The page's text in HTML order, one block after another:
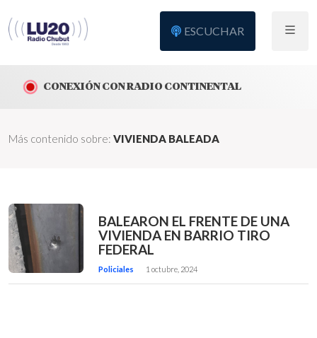
ESCUCHAR
CONEXIÓN CON RADIO CONTINENTAL
Más contenido sobre: VIVIENDA BALEADA
BALEARON EL FRENTE DE UNA
VIVIENDA EN BARRIO TIRO
FEDERAL
Policiales 1 octubre, 2024